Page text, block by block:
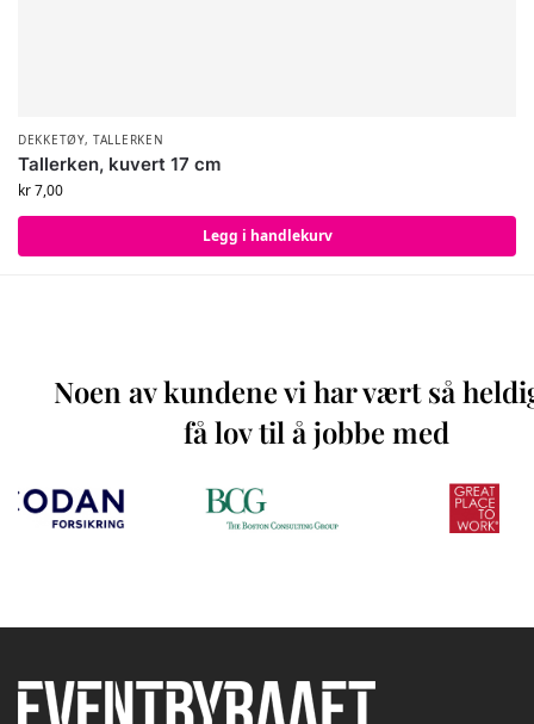
DEKKETØY,TALLERKEN
Tallerken, kuvert 17 cm
kr7,00
Legg i handlekurv
Noen av kundene vi har vært så
få lov til å jobbe med